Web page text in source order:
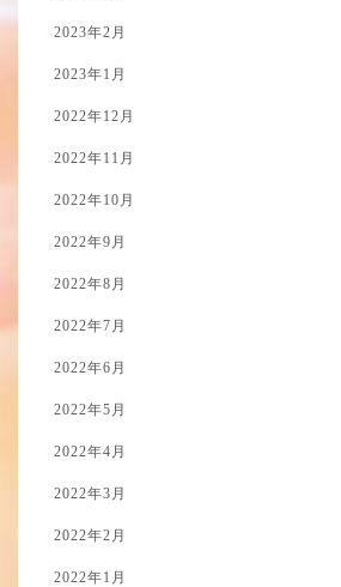
2023年2月
2023年1月
2022年12月
2022年11月
2022年10月
2022年9月
2022年8月
2022年7月
2022年6月
2022年5月
2022年4月
2022年3月
2022年2月
2022年1月